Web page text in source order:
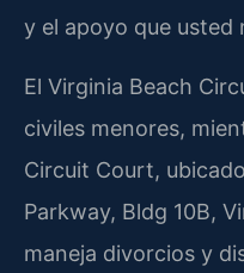
y el apoyo que usted
El Virginia Beach
civiles menores,
Circuit Court,
Parkway, Bldg 10B,
maneja divorcios y